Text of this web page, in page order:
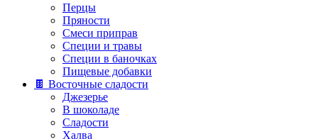
Перцы
Пряности
Смеси приправ
Специи и травы
Специи в баночках
Пищевые добавки
🍫 Восточные сладости
Джезерье
В шоколаде
Сладости
Халва